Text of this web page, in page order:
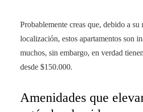
Probablemente creas que, debido a
localización, estos apartamentos son
muchos, sin embargo, en verdad
desde $150.000.
Amenidades que